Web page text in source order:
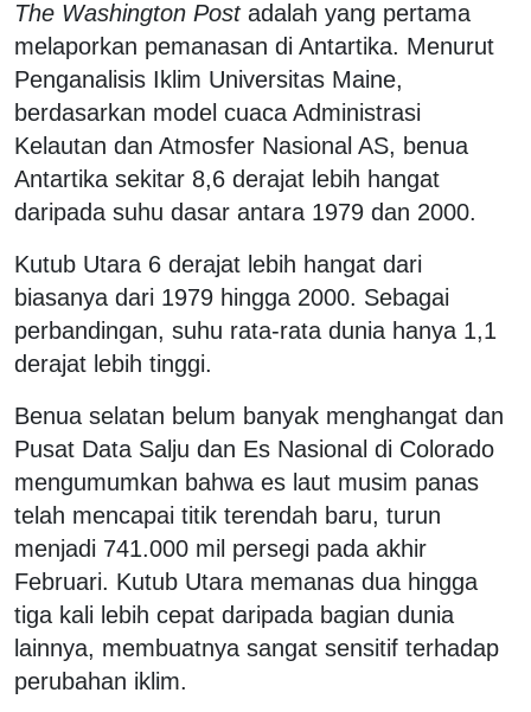
The Washington Postadalah yang pertama
melaporkan pemanasan di Antartika. Menurut
Penganalisis Iklim Universitas Maine,
berdasarkan model cuaca Administrasi
Kelautan dan Atmosfer Nasional AS, benua
Antartika sekitar 8,6 derajat lebih hangat
daripada suhu dasar antara 1979 dan 2000.
Kutub Utara 6 derajat lebih hangat dari
biasanya dari 1979 hingga 2000. Sebagai
perbandingan, suhu rata-rata dunia hanya 1,1
derajat lebih tinggi.
Benua selatan belum banyak menghangat dan
Pusat Data Salju dan Es Nasional di Colorado
mengumumkan bahwa es laut musim panas
telah mencapai titik terendah baru, turun
menjadi 741.000 mil persegi pada akhir
Februari. Kutub Utara memanas dua hingga
tiga kali lebih cepat daripada bagian dunia
lainnya, membuatnya sangat sensitif terhadap
perubahan iklim.